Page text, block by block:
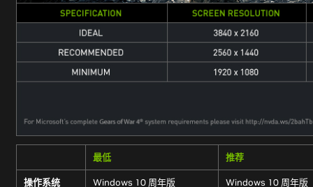
最低 推荐
操作系统 Windows 10 周年版 Windows 10 周年版